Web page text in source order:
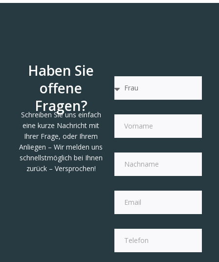
Haben Sie
offene
Fragen?
Schreiben Sie uns einfach
eine kurze Nachricht mit
Ihrer Frage, oder Ihrem
Anliegen – Wir melden uns
schnellstmöglich bei Ihnen
zurück – Versprochen!